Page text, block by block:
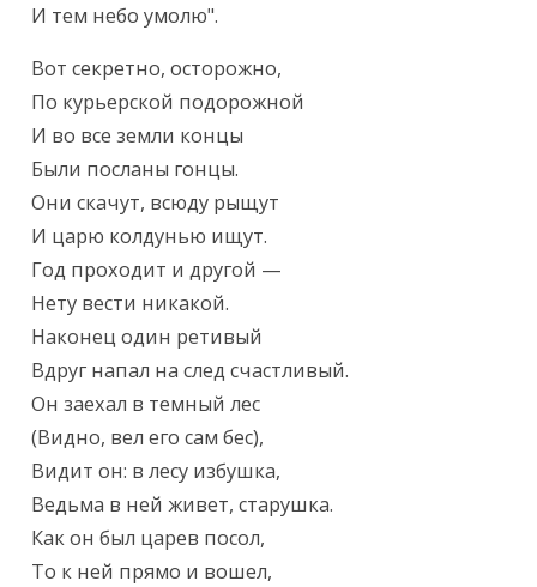
И тем небо умолю".
Вот секретно, осторожно,
По курьерской подорожной
И во все земли концы
Были посланы гонцы.
Они скачут, всюду рыщут
И царю колдунью ищут.
Год проходит и другой —
Нету вести никакой.
Наконец один ретивый
Вдруг напал на след счастливый.
Он заехал в темный лес
(Видно, вел его сам бес),
Видит он: в лесу избушка,
Ведьма в ней живет, старушка.
Как он был царев посол,
То к ней прямо и вошел,